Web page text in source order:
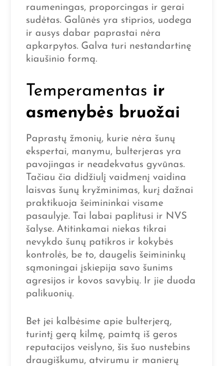
raumeningas, proporcingas ir gerai
sudėtas. Galūnės yra stiprios, uodega
ir ausys dabar paprastai nėra
apkarpytos. Galva turi nestandartinę
kiaušinio formą.
Temperamentas ir
asmenybės bruožai
Paprastų žmonių, kurie nėra šunų
ekspertai, manymu, bulterjeras yra
pavojingas ir neadekvatus gyvūnas.
Tačiau čia didžiulį vaidmenį vaidina
laisvas šunų kryžminimas, kurį dažnai
praktikuoja šeimininkai visame
pasaulyje. Tai labai paplitusi ir NVS
šalyse. Atitinkamai niekas tikrai
nevykdo šunų patikros ir kokybės
kontrolės, be to, daugelis šeimininkų
sąmoningai įskiepija savo šunims
agresijos ir kovos savybių. Ir jie duoda
palikuonių.
Bet jei kalbėsime apie bulterjerą,
turintį gerą kilmę, paimtą iš geros
reputacijos veislyno, šis šuo nustebins
draugiškumu, atvirumu ir manierų